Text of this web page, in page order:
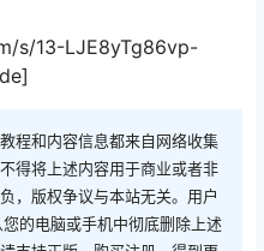
s/13-LJE8yTg86vp-
程和内容信息都来自网络收集
得将上述内容用于商业或者非
，版权争议与本站无关。用户
的电脑或手机中彻底删除上述